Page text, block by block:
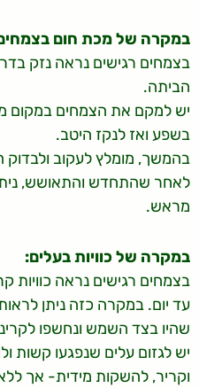
במקרה של מכת חום
בצמחים רגישים נראה נזק
הביתה.
יש למקם את הצמחים במקום
בשפע ואז לנקז היטב.
בהמשך, מומלץ לעקוב
לאחר שהתחדש והתאושש,
מראש.
במקרה של כוויות בעלים:
בצמחים רגישים נראה כוויות
עד יום. במקרה כזה ניתן
שהיו בצד השמש ונחשפו
יש לגזום עלים שנפגעו קשות
וקריר, להשקות מידית- אך